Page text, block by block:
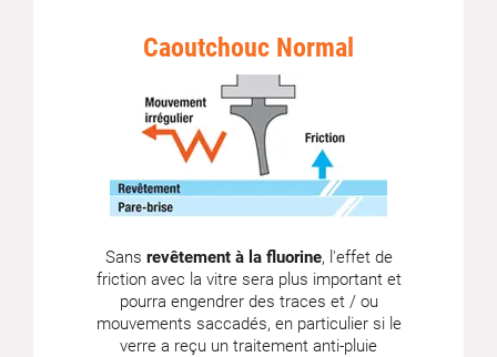
Caoutchouc Normal
Sans revêtement à la fluorine, l'effet de
friction avec la vitre sera plus important et
pourra engendrer des traces et / ou
mouvements saccadés, en particulier si le
verre a reçu un traitement anti-pluie